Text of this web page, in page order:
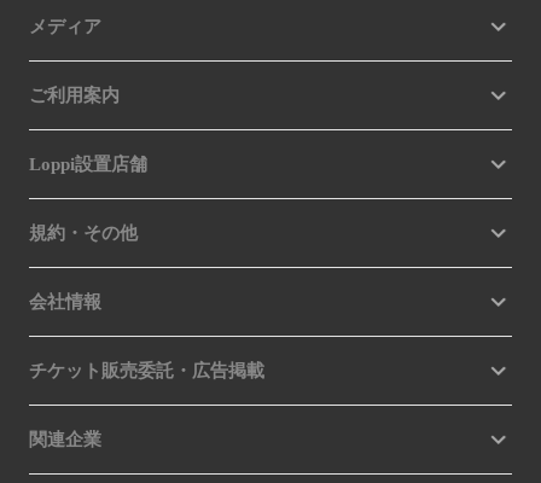
メディア
ご利用案内
Loppi設置店舗
規約・その他
会社情報
チケット販売委託・広告掲載
関連企業